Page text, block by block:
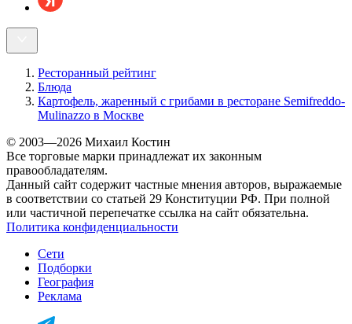
Ресторанный рейтинг
Блюда
Картофель, жаренный с грибами в ресторане Semifreddo-
Mulinazzo в Москве
© 2003—2026 Михаил Костин
Все торговые марки принадлежат их законным
правообладателям.
Данный сайт содержит частные мнения авторов, выражаемые
в соответствии со статьей 29 Конституции РФ. При полной
или частичной перепечатке ссылка на сайт обязательна.
Политика конфиденциальности
Сети
Подборки
География
Реклама